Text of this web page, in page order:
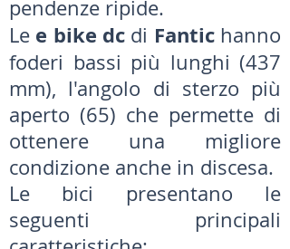
pendenze ripide.
Le e bike dc di Fantichanno
foderi bassi più lunghi (437
mm), l'angolo di sterzo più
aperto (65) che permette di
ottenere una migliore
condizione anche in discesa.
Le bici presentano le
seguenti principali